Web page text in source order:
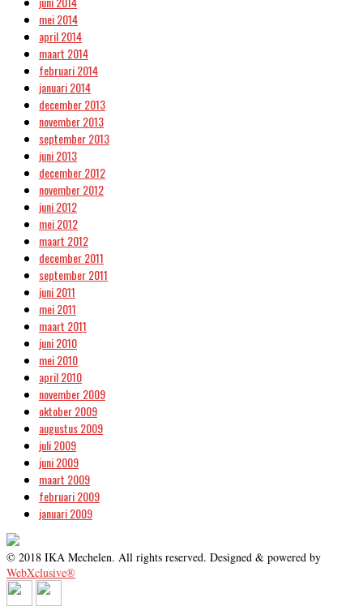
mei 2014
april 2014
maart 2014
februari 2014
januari 2014
december 2013
november 2013
september 2013
juni 2013
december 2012
november 2012
juni 2012
mei 2012
maart 2012
december 2011
september 2011
juni 2011
mei 2011
maart 2011
juni 2010
mei 2010
april 2010
november 2009
oktober 2009
augustus 2009
juli 2009
juni 2009
maart 2009
februari 2009
januari 2009
© 2018 IKA Mechelen. All rights reserved. Designed & powered by
WebXclusive®